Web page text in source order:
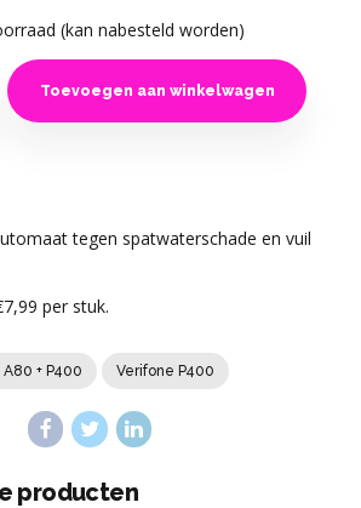
(kan nabesteld worden)
Toevoegen aan winkelwagen
tegen spatwaterschade en vuil
per stuk.
A80 + P400 Verifone P400
producten